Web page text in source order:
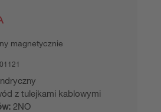
magnetycznie
z tulejkami kablowymi
2NO